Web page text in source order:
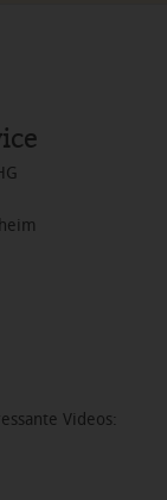
Videos: